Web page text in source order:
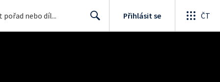
Přihlásit se ČT